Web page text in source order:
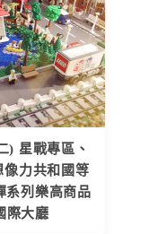
) 星戰專區、
像力共和國等
系列樂高商品
際大廳